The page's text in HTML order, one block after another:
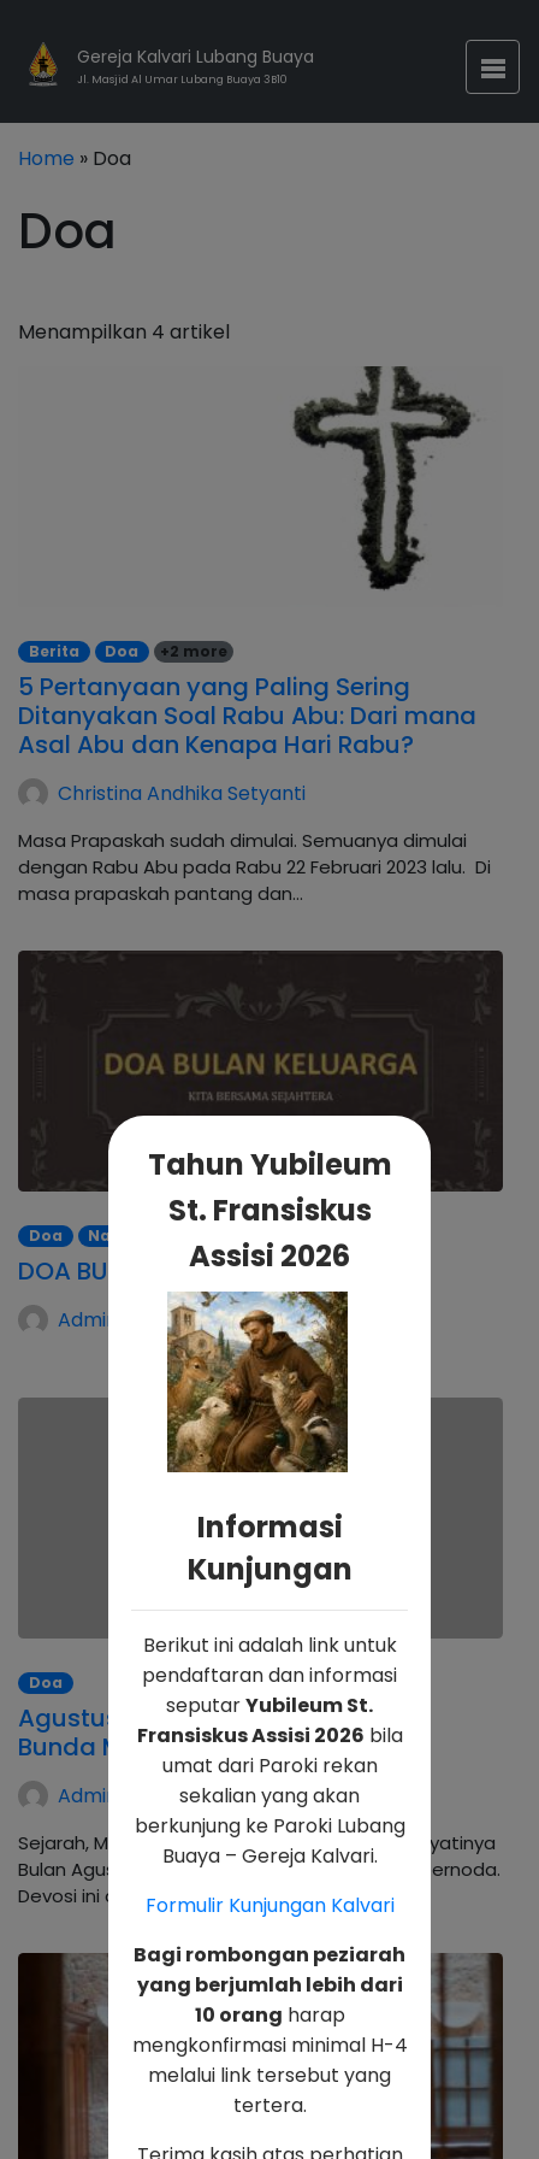
Gereja Kalvari Lubang Buaya
Jl. Masjid Al Umar Lubang Buaya 3B10
Home » Doa
Doa
Menampilkan 4 artikel
Berita Doa +2 more
5 Pertanyaan yang Paling Sering
Ditanyakan Soal Rabu Abu: Dari mana
Asal Abu dan Kenapa Hari Rabu?
Christina Andhika Setyanti
Masa Prapaskah sudah dimulai. Semuanya dimulai
dengan Rabu Abu pada Rabu 22 Februari 2023 lalu. Di
masa prapaskah pantang dan…
Doa Natal 2022
DOA BULAN KELUARGA 2022
Admin Kalvari
Doa
Agustus, Bulan Devosi Katolik Hati
Bunda Maria Tak Bernoda
Admin Kalvari
Sejarah, Makna, dan Bagaimana cara menghayatinya
Bulan Agustus adalah Bulan Devosi Maria tak bernoda.
Devosi ini diberikan kepada Bunda Maria…
Tahun Yubileum
St. Fransiskus
Assisi 2026
Informasi
Kunjungan
Berikut ini adalah link untuk
pendaftaran dan informasi
seputarYubileum St.
Fransiskus Assisi 2026 bila
umat dari Paroki rekan
sekalian yang akan
berkunjung ke Paroki Lubang
Buaya – Gereja Kalvari.
Formulir Kunjungan Kalvari
Bagi rombongan peziarah
yang berjumlah lebih dari
10 orang harap
mengkonfirmasi minimal H-4
melalui link tersebut yang
tertera.